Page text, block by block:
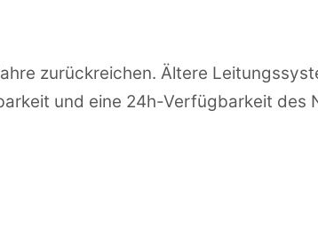
zurückreichen. Ältere
und eine 24h-Verfügbarkeit des